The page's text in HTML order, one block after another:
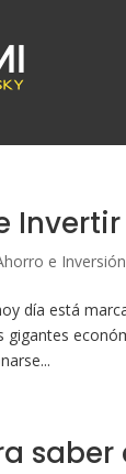
e Inversión
día está
gigantes